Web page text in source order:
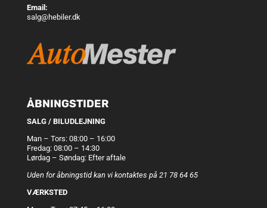
Email:
salg@hebiler.dk
ÅBNINGSTIDER
SALG / BILUDLEJNING
Man – Tors: 08:00 – 16:00
Fredag: 08:00 – 14:30
Lørdag – Søndag: Efter aftale
Uden for åbningstid kan vi kontaktes på 21 78 64 65
VÆRKSTED